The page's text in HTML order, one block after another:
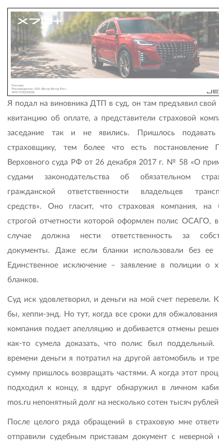
Я подал на виновника ДТП в суд, он там предъявил свой
квитанцию об оплате, а представители страховой
заседание так и не явились. Пришлось
страховщику, тем более что есть постановление
Верховного суда РФ от 26 декабря 2017 г. № 58 «О
судами законодательства об обязательном
гражданской ответственности владельцев
средств». Оно гласит, что страховая компания, на
строгой отчетности которой оформлен полис ОСАГО,
случае должна нести ответственность за
документы. Даже если бланки использовали без ее
Единственное исключение – заявление в полиции о
бланков.
Суд иск удовлетворил, и деньги на мой счет перевели.
бы, хеппи-энд. Но тут, когда все сроки для
компания подает апелляцию и добивается отмены
как-то сумела доказать, что полис был
времени деньги я потратил на другой автомобиль и
сумму пришлось возвращать частями. А когда этот
подходил к концу, я вдруг обнаружил в личном
mos.ru непонятный долг на несколько сотен тысяч
После целого ряда обращений в страховую мне
отправили судебным приставам документ с неверной